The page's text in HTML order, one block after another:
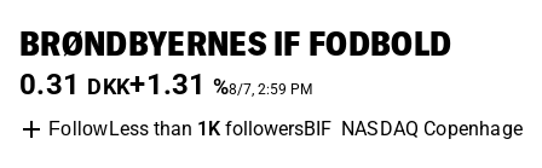
BRØNDBYERNES IF FODBOLD
0.31 DKK+1.31 %8/7, 2:59 PM
FollowLess than 1KfollowersBIF NASDAQ Copenhagen